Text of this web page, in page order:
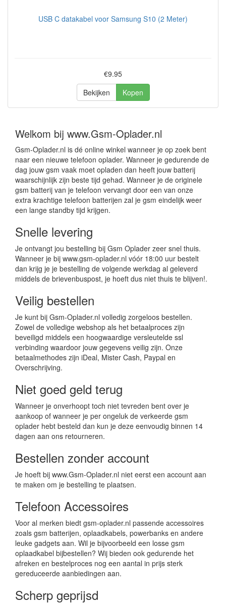
USB C datakabel voor Samsung S10 (2 Meter)
€9.95
Bekijken
Kopen
Welkom bij www.Gsm-Oplader.nl
Gsm-Oplader.nl is dé online winkel wanneer je op zoek bent
naar een nieuwe telefoon oplader. Wanneer je gedurende de
dag jouw gsm vaak moet opladen dan heeft jouw batterij
waarschijnlijk zijn beste tijd gehad. Wanneer je de originele
gsm batterij van je telefoon vervangt door een van onze
extra krachtige telefoon batterijen zal je gsm eindelijk weer
een lange standby tijd krijgen.
Snelle levering
Je ontvangt jou bestelling bij Gsm Oplader zeer snel thuis.
Wanneer je bij www.gsm-oplader.nl vóór 18:00 uur bestelt
dan krijg je je bestelling de volgende werkdag al geleverd
middels de brievenbuspost, je hoeft dus niet thuis te blijven!.
Veilig bestellen
Je kunt bij Gsm-Oplader.nl volledig zorgeloos bestellen.
Zowel de volledige webshop als het betaalproces zijn
beveiligd middels een hoogwaardige versleutelde ssl
verbinding waardoor jouw gegevens veilig zijn. Onze
betaalmethodes zijn iDeal, Mister Cash, Paypal en
Overschrijving.
Niet goed geld terug
Wanneer je onverhoopt toch niet tevreden bent over je
aankoop of wanneer je per ongeluk de verkeerde gsm
oplader hebt besteld dan kun je deze eenvoudig binnen 14
dagen aan ons retourneren.
Bestellen zonder account
Je hoeft bij www.Gsm-Oplader.nl niet eerst een account aan
te maken om je bestelling te plaatsen.
Telefoon Accessoires
Voor al merken biedt gsm-oplader.nl passende accessoires
zoals gsm batterijen, oplaadkabels, powerbanks en andere
leuke gadgets aan. Wil je bijvoorbeeld een losse gsm
oplaadkabel bijbestellen? Wij bieden ook gedurende het
afreken en bestelproces nog een aantal in prijs sterk
gereduceerde aanbiedingen aan.
Scherp geprijsd